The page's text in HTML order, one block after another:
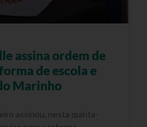
assina ordem de
de escola e
Marinho
assinou, nesta quinta-